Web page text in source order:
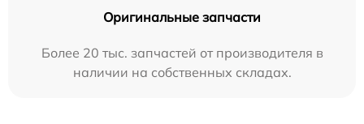
Оригинальные запчасти
Более 20 тыс. запчастей от производителя в
наличии на собственных складах.